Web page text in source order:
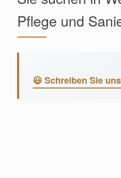
Pflege und
😃 Schreiben Sie